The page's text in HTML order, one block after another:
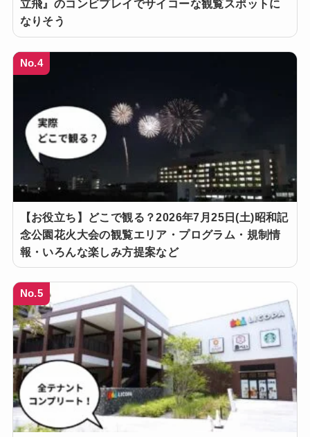
立飛』のコンビプレイでサイコーな観覧スポットに
なりそう
No.4
【お役立ち】どこで観る？2026年7月25日(土)昭和記
念公園花火大会の観覧エリア・プログラム・規制情
報・いろんな楽しみ方提案など
No.5